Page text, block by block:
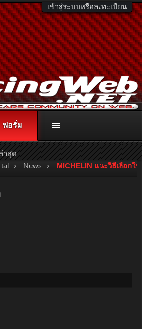
เข้าสู่ระบบหรือลงทะเบียน
หรือโทร. 081-811-1138
รายละเอียดเพิ่มเติม คลิกที่นี่
News MICHELIN แนะวิธีเลือกใ
ฟอรั่ม
าสุด